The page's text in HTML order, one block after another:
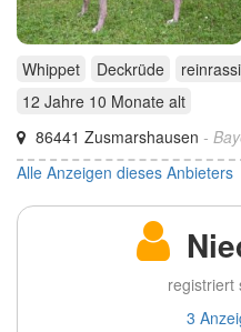
Whippet Deckrüde
12 Jahre 10 Monate alt
86441 Zusmarshausen -
Alle Anzeigen dieses Anbieters
registriert
3